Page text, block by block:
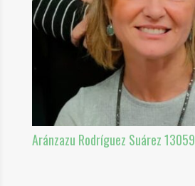
Aránzazu Rodríguez Suárez 13059